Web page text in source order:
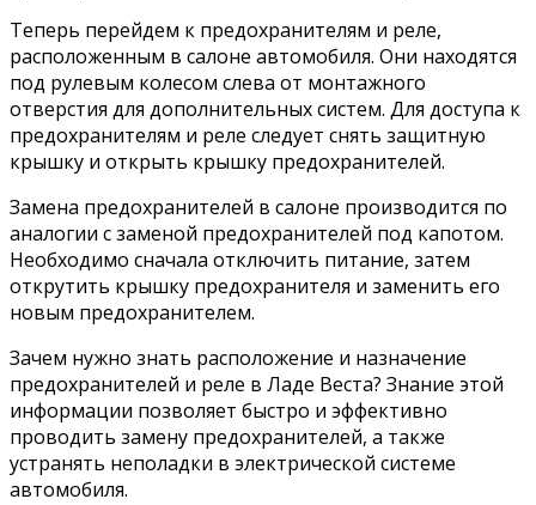
Теперь перейдем к предохранителям и реле,
расположенным в салоне автомобиля. Они находятся
под рулевым колесом слева от монтажного
отверстия для дополнительных систем. Для доступа к
предохранителям и реле следует снять защитную
крышку и открыть крышку предохранителей.
Замена предохранителей в салоне производится по
аналогии с заменой предохранителей под капотом.
Необходимо сначала отключить питание, затем
открутить крышку предохранителя и заменить его
новым предохранителем.
Зачем нужно знать расположение и назначение
предохранителей и реле в Ладе Веста? Знание этой
информации позволяет быстро и эффективно
проводить замену предохранителей, а также
устранять неполадки в электрической системе
автомобиля.